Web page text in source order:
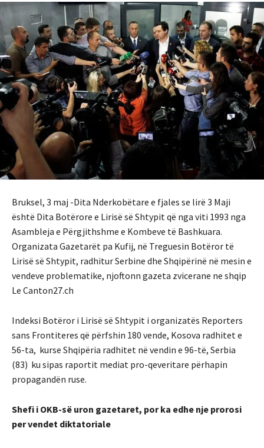
Bruksel, 3 maj -Dita Nderkobëtare e fjales se lirë 3 Maji
është Dita Botërore e Lirisë së Shtypit që nga viti 1993 nga
Asambleja e Përgjithshme e Kombeve të Bashkuara.
Organizata Gazetarët pa Kufij, në Treguesin Botëror të
Lirisë së Shtypit, radhitur Serbine dhe Shqipërinë në mesin e
vendeve problematike, njoftonn gazeta zvicerane ne shqip
Le Canton27.ch
Indeksi Botëror i Lirisë së Shtypit i organizatës Reporters
sans Frontiteres që përfshin 180 vende, Kosova radhitet e
56-ta, kurse Shqipëria radhitet në vendin e 96-të, Serbia
(83) ku sipas raportit mediat pro-qeveritare përhapin
propagandën ruse.
Shefi i OKB-së uron gazetaret, por ka edhe nje prorosi
per vendet diktatoriale